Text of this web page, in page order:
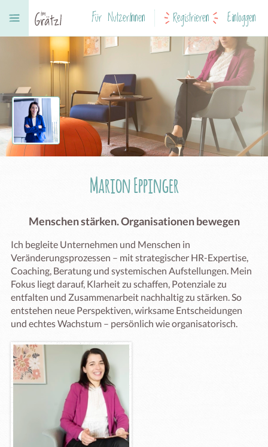
Für NutzerInnen Registrieren Einloggen
Marion Eppinger
Menschen stärken. Organisationen bewegen
Ich begleite Unternehmen und Menschen in
Veränderungsprozessen – mit strategischer HR-Expertise,
Coaching, Beratung und systemischen Aufstellungen. Mein
Fokus liegt darauf, Klarheit zu schaffen, Potenziale zu
entfalten und Zusammenarbeit nachhaltig zu stärken. So
entstehen neue Perspektiven, wirksame Entscheidungen
und echtes Wachstum – persönlich wie organisatorisch.